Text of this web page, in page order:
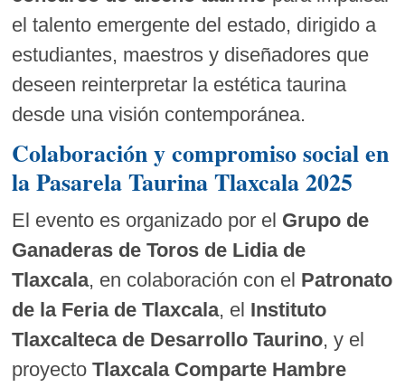
el talento emergente del estado, dirigido a
estudiantes, maestros y diseñadores que
deseen reinterpretar la estética taurina
desde una visión contemporánea.
Colaboración y compromiso social en
la Pasarela Taurina Tlaxcala 2025
El evento es organizado por el Grupo de
Ganaderas de Toros de Lidia de
Tlaxcala, en colaboración con el Patronato
de la Feria de Tlaxcala, el Instituto
Tlaxcalteca de Desarrollo Taurino, y el
proyectoTlaxcala Comparte Hambre